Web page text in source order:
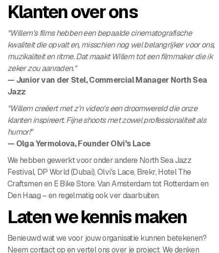
Klanten over ons
"Willem's films hebben een bepaalde cinematografische
kwaliteit die opvalt en, misschien nog wel belangrijker voor ons,
muzikaliteit en ritme. Dat maakt Willem tot een filmmaker die ik
zeker zou aanraden."
— Junior van der Stel, Commercial Manager North Sea
Jazz
"Willem creëert met z'n video's een droomwereld die onze
klanten inspireert. Fijne shoots met zowel professionaliteit als
humor!"
— Olga Yermolova, Founder Olvi's Lace
We hebben gewerkt voor onder andere North Sea Jazz
Festival, DP World (Dubai), Olvi's Lace, Brekr, Hotel The
Craftsmen en E Bike Store. Van Amsterdam tot Rotterdam en
Den Haag – en regelmatig ook ver daarbuiten.
Laten we kennis maken
Benieuwd wat we voor jouw organisatie kunnen betekenen?
Neem contact op en vertel ons over je project. We denken